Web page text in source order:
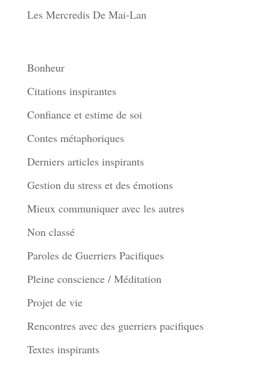
Les Mercredis De Mai-Lan
Bonheur
Citations inspirantes
Confiance et estime de soi
Contes métaphoriques
Derniers articles inspirants
Gestion du stress et des émotions
Mieux communiquer avec les autres
Non classé
Paroles de Guerriers Pacifiques
Pleine conscience / Méditation
Projet de vie
Rencontres avec des guerriers pacifiques
Textes inspirants